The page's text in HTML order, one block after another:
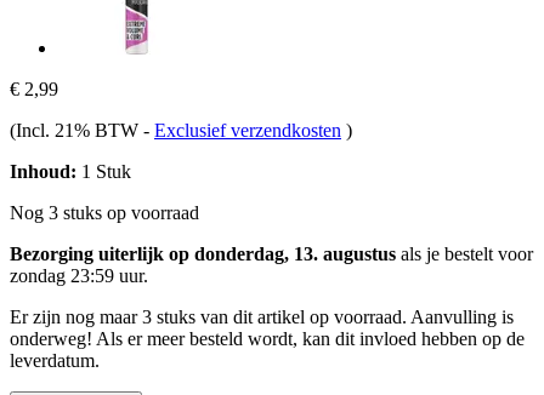
€ 2,99
(Incl. 21% BTW - Exclusief verzendkosten )
Inhoud: 1 Stuk
Nog 3 stuks op voorraad
Bezorging uiterlijk op donderdag, 13. augustus als je bestelt voor
zondag 23:59 uur.
Er zijn nog maar 3 stuks van dit artikel op voorraad. Aanvulling is
onderweg! Als er meer besteld wordt, kan dit invloed hebben op de
leverdatum.